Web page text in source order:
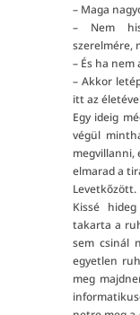
– Maga
– Nem
szerelmére,
– És ha nem
– Akkor
itt az
Egy ideig
végül
megvillanni,
elmarad a
Levetkőzött.
Kissé
takarta a
sem csinál
egyetlen
meg